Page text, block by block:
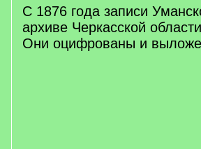
q
]
С 1876 года записи
архиве Черкасской области
Они оцифрованы и